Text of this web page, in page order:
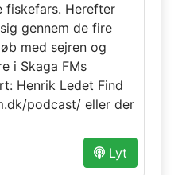
fiskefars. Herefter
gennem de fire
med sejren og
i Skaga FMs
Henrik Ledet Find
podcast/ eller der
Lyt